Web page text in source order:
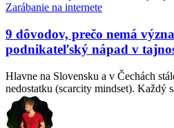
9
prečo
nemá
význam
svoj
podnikateľský
nápad
v tajnosti
Zarábanie na internete
9 dôvodov, prečo nemá
podnikateľský nápad v
Hlavne na Slovensku a v Čechách
nedostatku (scarcity mindset). Každý